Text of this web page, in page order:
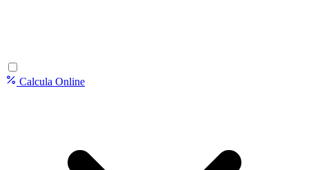
Calcula Online